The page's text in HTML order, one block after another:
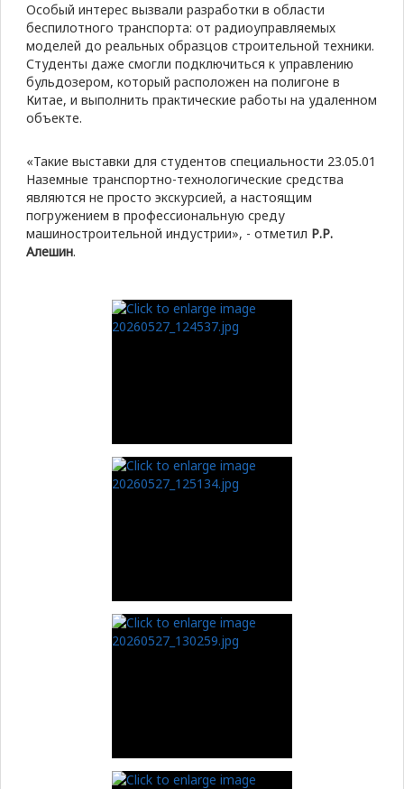
Особый интерес вызвали разработки в области
беспилотного транспорта: от радиоуправляемых
моделей до реальных образцов строительной техники.
Студенты даже смогли подключиться к управлению
бульдозером, который расположен на полигоне в
Китае, и выполнить практические работы на удаленном
объекте.
«Такие выставки для студентов специальности 23.05.01
Наземные транспортно-технологические средства
являются не просто экскурсией, а настоящим
погружением в профессиональную среду
машиностроительной индустрии», - отметил Р.Р.
Алешин.